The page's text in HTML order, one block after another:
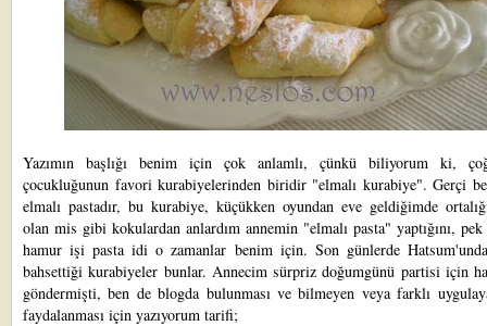
Yazımın başlığı benim için çok anlamlı, çünkü biliyorum ki,
çocukluğunun favori kurabiyelerinden biridir "elmalı kurabiye". Gerçi
elmalı pastadır, bu kurabiye, küçükken oyundan eve geldiğimde
olan mis gibi kokulardan anlardım annemin "elmalı pasta" yaptığını,
hamur işi pasta idi o zamanlar benim için. Son günlerde
bahsettiği kurabiyeler bunlar. Annecim sürpriz doğumgünü partisi için
göndermişti, ben de blogda bulunması ve bilmeyen veya farklı
faydalanması için yazıyorum tarifi;